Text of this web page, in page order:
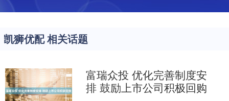
凯狮优配 相关话题
富瑞众投 优化完善制度安
排 鼓励上市公司积极回购